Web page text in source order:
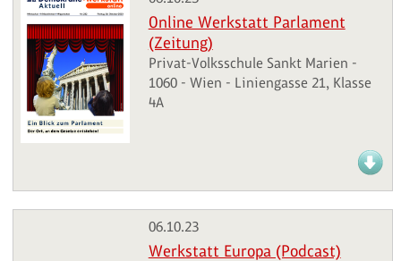
Online Werkstatt Parlament
(Zeitung)
Privat-Volksschule Sankt Marien -
1060 - Wien - Liniengasse 21, Klasse
4A
06.10.23
Werkstatt Europa (Podcast)